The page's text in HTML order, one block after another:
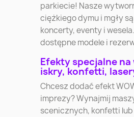
parkiecie! Nasze
ciężkiego dymu i mgły
koncerty, eventy i
dostępne modele i
Efekty specjalne na
iskry, konfetti,
Chcesz dodać efekt
imprezy? Wynajmij
scenicznych, konfetti